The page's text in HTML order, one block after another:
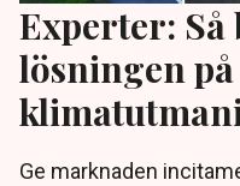
Experter:
lösningen på
Ge marknaden